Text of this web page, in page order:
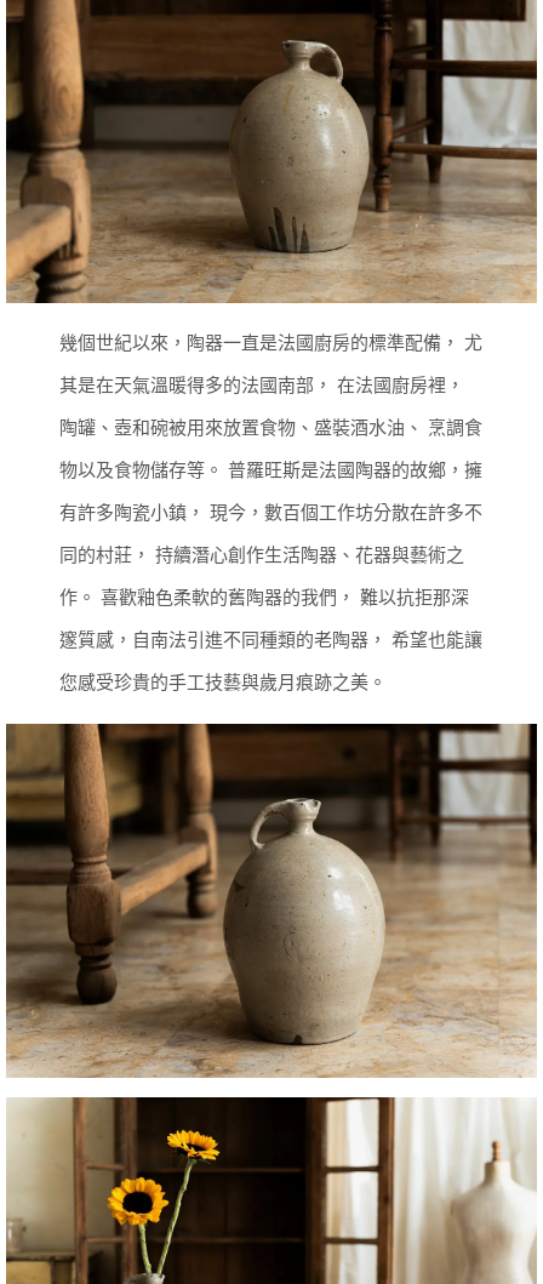
幾個世紀以來，陶器一直是法國廚房的標準配備， 尤
其是在天氣溫暖得多的法國南部， 在法國廚房裡，
陶罐、壺和碗被用來放置食物、盛裝酒水油、 烹調食
物以及食物儲存等。 普羅旺斯是法國陶器的故鄉，擁
有許多陶瓷小鎮， 現今，數百個工作坊分散在許多不
同的村莊， 持續潛心創作生活陶器、花器與藝術之
作。 喜歡釉色柔軟的舊陶器的我們， 難以抗拒那深
邃質感，自南法引進不同種類的老陶器， 希望也能讓
您感受珍貴的手工技藝與歲月痕跡之美。